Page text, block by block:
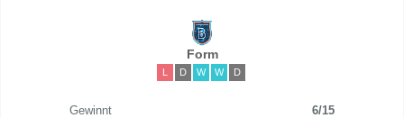
Form
L D W W D
Gewinnt 6/15